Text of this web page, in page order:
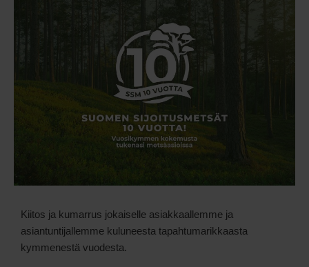
Kiitos ja kumarrus jokaiselle asiakkaallemme ja
asiantuntijallemme kuluneesta tapahtumarikkaasta
kymmenestä vuodesta.